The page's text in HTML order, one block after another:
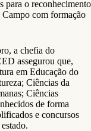
para o reconhecimento
com formação
a chefia do
assegurou que,
em Educação do
Ciências da
Ciências
de forma
e concursos